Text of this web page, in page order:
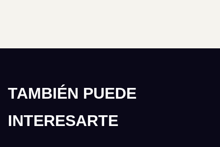
TAMBIÉN PUEDE
INTERESARTE